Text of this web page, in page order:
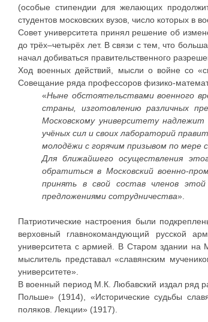
(особые стипендии для желающих
студентов московских вузов, число которых в
Совет университета принял решение об
до трёх–четырёх лет. В связи с тем, что
начал добиваться правительственного
Ход военных действий, мысли о войне со
Совещание ряда профессоров физико-
«Ныне обстоятельствами военного
страны, изготовлению различных
Московскому университету
учёных сил и своих лабораторий
молодёжи с горячим призывом по мере
Для ближайшего осуществления
обратиться в Московский военно-
принять в свой состав членов
предложениями сотрудничества».
Патриотические настроения были
верховный главнокомандующий русской
университета с армией. В Старом здании на
мыслитель представал «славянским
университете».
В военный период М.К. Любавский издал ряд
Польше» (1914), «Исторические судьбы
поляков. Лекции» (1917).